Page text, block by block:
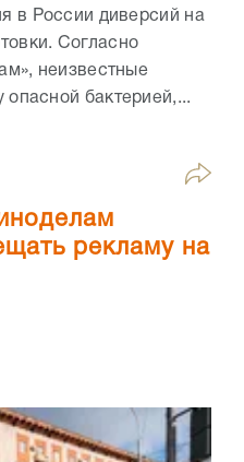
в России диверсий на
Согласно
неизвестные
опасной бактерией,...
рекламу на